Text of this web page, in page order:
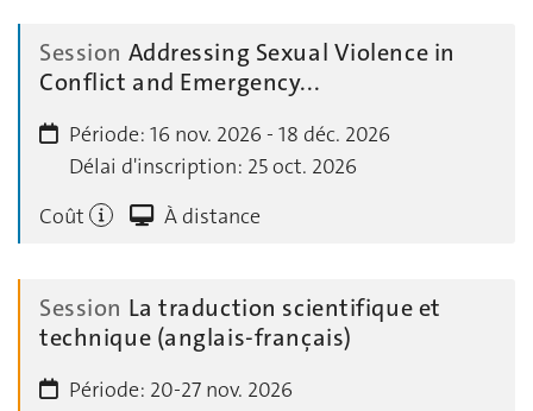
Session Addressing Sexual Violence in
Conflict and Emergency...
Période: 16 nov. 2026 - 18 déc. 2026
Délai d'inscription: 25 oct. 2026
Coût
À distance
Session La traduction scientifique et
technique (anglais-français)
Période: 20-27 nov. 2026